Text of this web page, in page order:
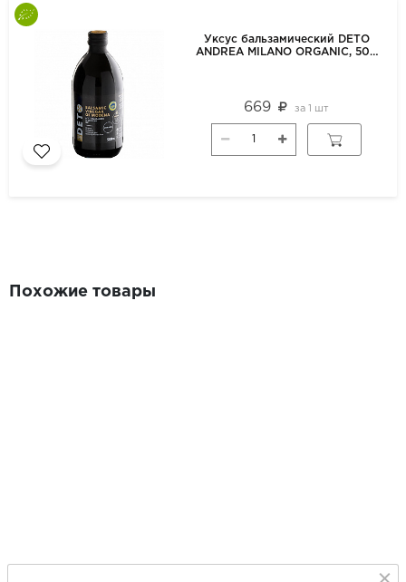
Уксус бальзамический DETO
ANDREA MILANO ORGANIC, 500
669 за 1 шт
Похожие товары